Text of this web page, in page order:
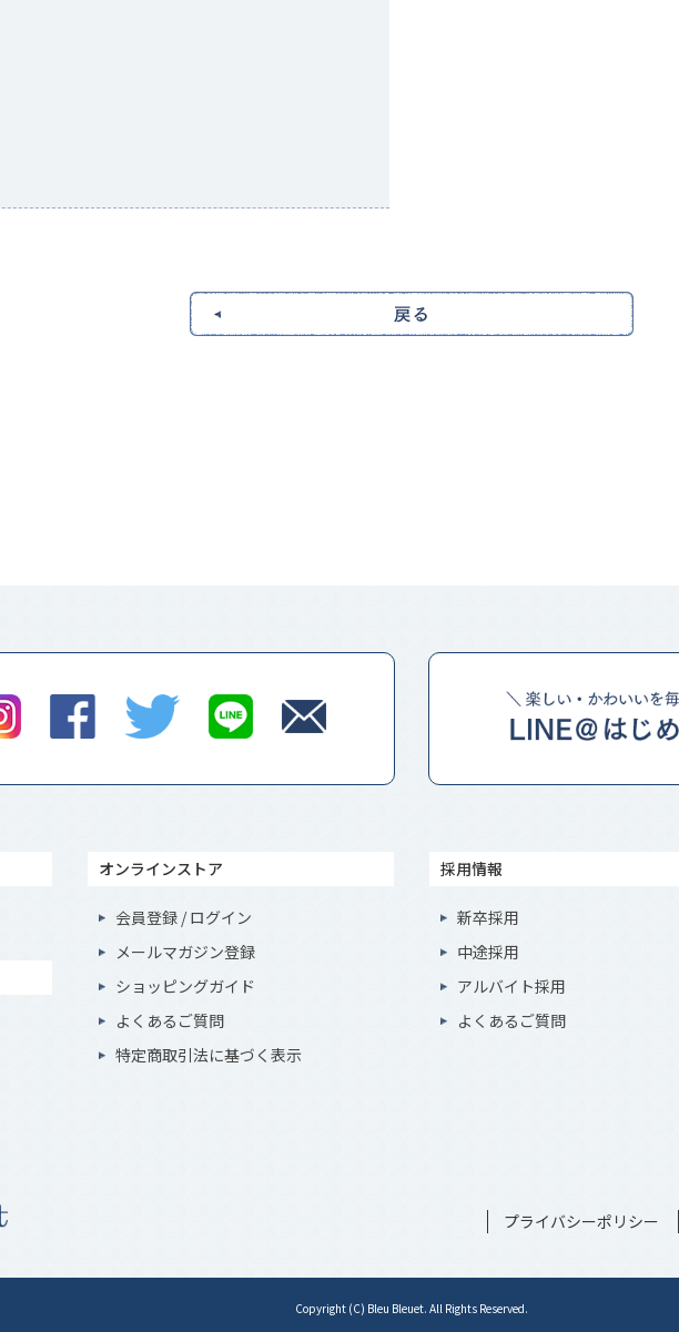
オンラインストア
会員登録 / ログイン
メールマガジン登録
ショッピングガイド
よくあるご質問
特定商取引法に基づく表示
採用情報
新卒採用
中途採用
アルバイト採用
よくあるご質問
プライバシーポリシー
Copyright (C) Bleu Bleuet. All Rights Reserved.